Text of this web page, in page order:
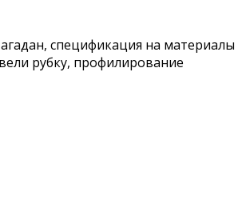
спецификация на материалы
рубку, профилирование